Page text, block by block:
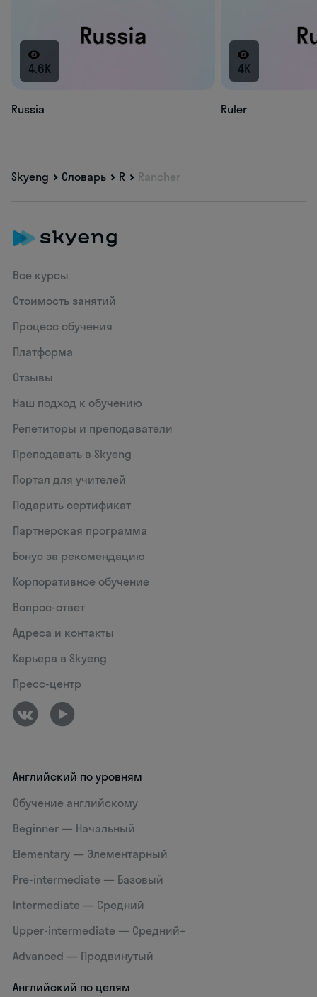
4.6K
Russia
4K
Ruler
Skyeng Словарь R Rancher
Все курсы
Стоимость занятий
Процесс обучения
Платформа
Отзывы
Наш подход к обучению
Репетиторы и преподаватели
Преподавать в Skyeng
Портал для учителей
Подарить сертификат
Партнерская программа
Бонус за рекомендацию
Корпоративное обучение
Вопрос-ответ
Адреса и контакты
Карьера в Skyeng
Пресс-центр
Английский по уровням
Обучение английскому
Beginner — Начальный
Elementary — Элементарный
Pre-intermediate — Базовый
Intermediate — Средний
Upper-intermediate — Средний+
Advanced — Продвинутый
Английский по целям